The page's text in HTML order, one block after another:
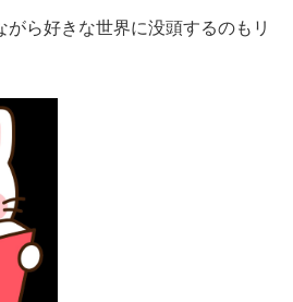
がら好きな世界に没頭するのもリ